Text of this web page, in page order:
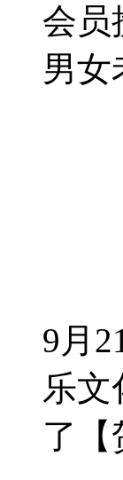
会员
男女
9月
乐文
了【